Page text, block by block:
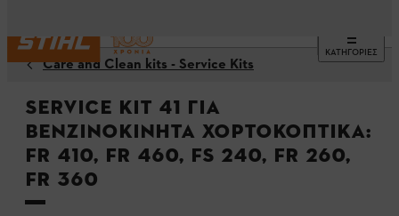
ΚΑΤΗΓΟΡΙΕΣ
Care and Clean kits - Service Kits
Service Kit 41 για
βενζινοκίνητα χορτοκοπτικά:
FR 410, FR 460, FS 240, FR 260,
FR 360